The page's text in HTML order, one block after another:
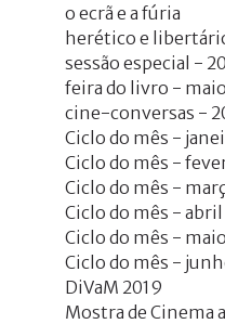
o ecrã e a fúria
herético e
sessão especial -
feira do livro -
cine-conversas -
Ciclo do mês -
Ciclo do mês -
Ciclo do mês -
Ciclo do mês - abril
Ciclo do mês -
Ciclo do mês -
DiVaM 2019
Mostra de Cinema